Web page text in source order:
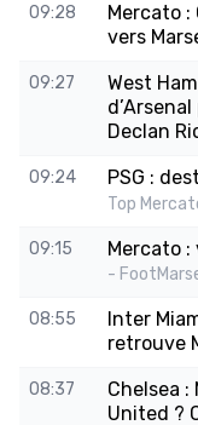
09:28
Mercato :
vers
09:27
West
Declan
09:24 PSG :
Top
09:15 Mercato
-
08:55
Inter
retrouve
08:37
Chelsea :
United ?